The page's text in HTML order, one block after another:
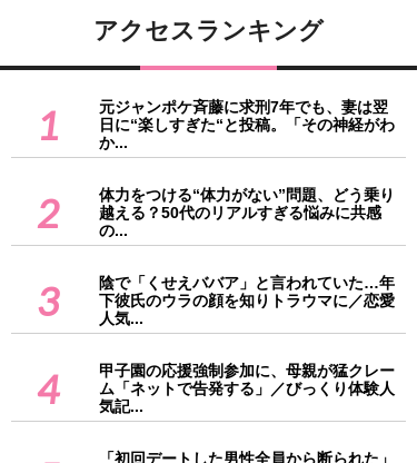
アクセスランキング
1
元ジャンポケ斉藤に求刑7年でも、妻は翌
日に“楽しすぎた“と投稿。「その神経がわ
か...
2
体力をつける“体力がない”問題、どう乗り
越える？50代のリアルすぎる悩みに共感
の...
3
陰で「くせえババア」と言われていた…年
下彼氏のウラの顔を知りトラウマに／恋愛
人気...
4
甲子園の応援強制参加に、母親が猛クレー
ム「ネットで告発する」／びっくり体験人
気記...
「初回デートした男性全員から断られた」